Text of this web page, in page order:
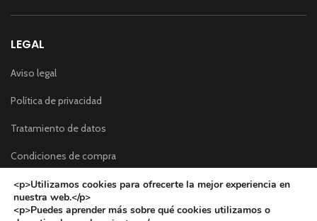
LEGAL
Aviso legal
Política de privacidad
Tratamiento de datos
Condiciones de compra
REDES SOCIALES
<p>Utilizamos cookies para ofrecerte la mejor experiencia en
nuestra web.</p>
<p>Puedes aprender más sobre qué cookies utilizamos o